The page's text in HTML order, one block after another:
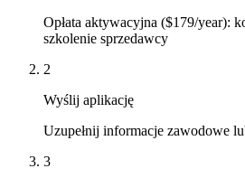
Opłata aktywacyjna ($179/year):
szkolenie sprzedawcy
2
Wyślij aplikację
Uzupełnij informacje zawodowe
3